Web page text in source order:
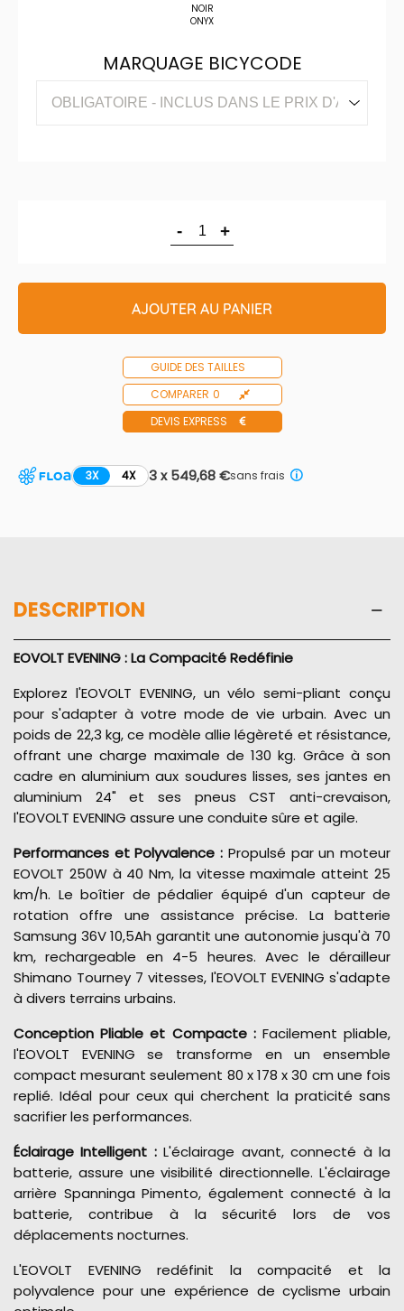
NOIR
ONYX
MARQUAGE BICYCODE
3X 4X 3 x 549,68 €sans frais
- +
AJOUTER AU PANIER
GUIDE DES TAILLES
COMPARER 0
DEVIS EXPRESS
DESCRIPTION
EOVOLT EVENING : La Compacité Redéfinie
Explorez l'EOVOLT EVENING, un vélo semi-pliant conçu
pour s'adapter à votre mode de vie urbain. Avec un
poids de 22,3 kg, ce modèle allie légèreté et résistance,
offrant une charge maximale de 130 kg. Grâce à son
cadre en aluminium aux soudures lisses, ses jantes en
aluminium 24" et ses pneus CST anti-crevaison,
l'EOVOLT EVENING assure une conduite sûre et agile.
Performances et Polyvalence : Propulsé par un moteur
EOVOLT 250W à 40 Nm, la vitesse maximale atteint 25
km/h. Le boîtier de pédalier équipé d'un capteur de
rotation offre une assistance précise. La batterie
Samsung 36V 10,5Ah garantit une autonomie jusqu'à 70
km, rechargeable en 4-5 heures. Avec le dérailleur
Shimano Tourney 7 vitesses, l'EOVOLT EVENING s'adapte
à divers terrains urbains.
Conception Pliable et Compacte :Facilement pliable,
l'EOVOLT EVENING se transforme en un ensemble
compact mesurant seulement 80 x 178 x 30 cm une fois
replié. Idéal pour ceux qui cherchent la praticité sans
sacrifier les performances.
Éclairage Intelligent :L'éclairage avant, connecté à la
batterie, assure une visibilité directionnelle. L'éclairage
arrière Spanninga Pimento, également connecté à la
batterie, contribue à la sécurité lors de vos
déplacements nocturnes.
L'EOVOLT EVENING redéfinit la compacité et la
polyvalence pour une expérience de cyclisme urbain